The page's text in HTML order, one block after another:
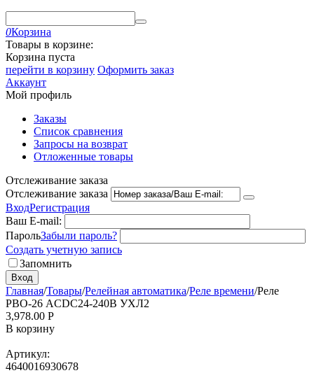
0Корзина
Товары в корзине:
Корзина пуста
перейти в корзину Оформить заказ
Аккаунт
Мой профиль
Заказы
Список сравнения
Запросы на возврат
Отложенные товары
Отслеживание заказа
Отслеживание заказа
ВходРегистрация
Ваш E-mail:
ПарольЗабыли пароль?
Создать учетную запись
Запомнить
Вход
Главная/Товары/Релейная автоматика/Реле времени/Реле
РВО-26 ACDC24-240B УХЛ2
3,978.00 Р
В корзину
Артикул:
4640016930678